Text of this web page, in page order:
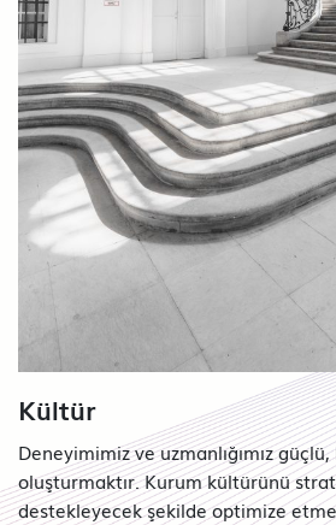
Kültür
Deneyimimiz ve uzmanlığımız
oluşturmaktır. Kurum kültürünü
destekleyecek şekilde optimize